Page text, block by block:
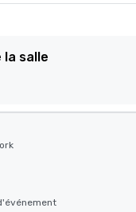
la salle